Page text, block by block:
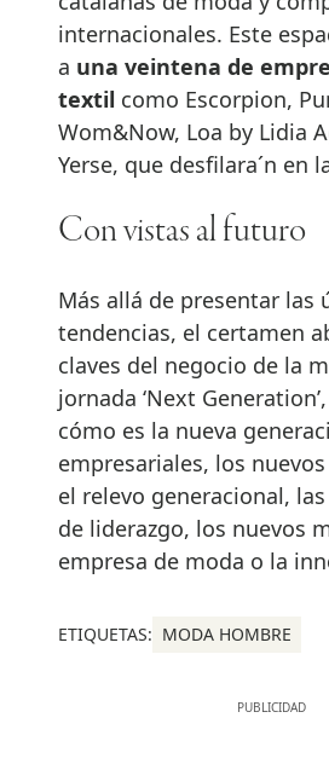
internacionales. Este
a una veintena de
textil como Escorpion,
Wom&Now, Loa by Lidia
Yerse, que desfilara´n en
Con vistas al futuro
Más allá de presentar las
tendencias, el certamen
claves del negocio de la
jornada ‘Next
cómo es la nueva
empresariales, los
el relevo generacional,
de liderazgo, los nuevos
empresa de moda o la
ETIQUETAS: MODA HOMBRE